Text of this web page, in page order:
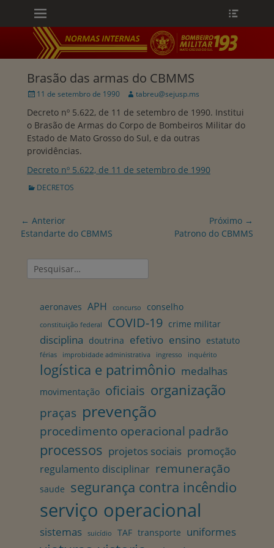
Menu principal
para
conteúdo
Brasão das armas do CBMMS
Publicado
11 de setembro de 1990 Autor:
tabreu@sejusp.ms
Decreto nº 5.622, de 11 de setembro de 1990. Institui
o Brasão de Armas do Corpo de Bombeiros Militar do
Estado de Mato Grosso do Sul, e da outras
providências.
Decreto nº 5.622, de 11 de setembro de 1990
Categorias:
DECRETOS
Navegação
de
← Anterior
Postagem
Estandarte do CBMMS
Próximo →
Patrono do CBMMS
Pesquisar
por:
aeronaves APH concurso conselho
constituição federal COVID-19 crime militar
disciplina doutrina efetivo ensino estatuto
férias improbidade administrativa ingresso inquérito
logística e patrimônio medalhas
movimentação oficiais organização
praças prevenção
procedimento operacional padrão
processos projetos sociais promoção
regulamento disciplinar remuneração
saude segurança contra incêndio
serviço operacional
sistemas suicídio TAF transporte uniformes